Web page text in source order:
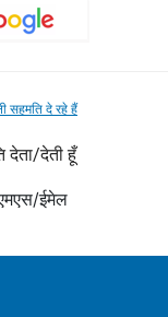
सहमति दे रहे हैं
देता/देती हूँ
ईमेल